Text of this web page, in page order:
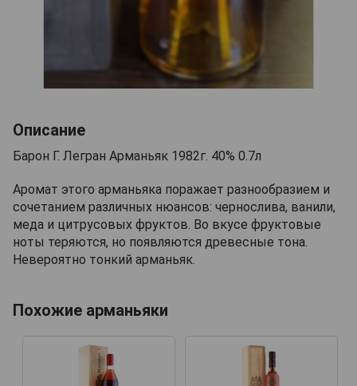
Описание
Барон Г. Легран Арманьяк 1982г. 40% 0.7л
Аромат этого арманьяка поражает разнообразием и
сочетанием различных нюансов: чернослива, ванили,
меда и цитрусовых фруктов. Во вкусе фруктовые
ноты теряются, но появляются древесные тона.
Невероятно тонкий арманьяк.
Похожие арманьяки